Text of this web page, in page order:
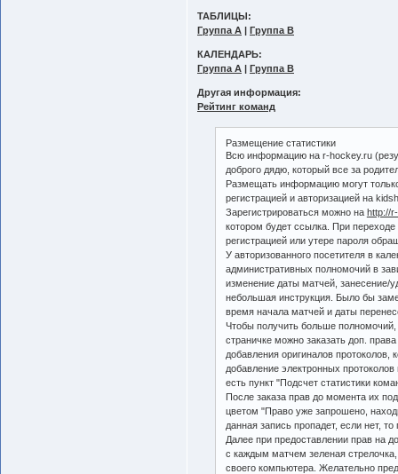
ТАБЛИЦЫ:
Группа А |Группа B
КАЛЕНДАРЬ:
Группа А |Группа B
Другая информация:
Рейтинг команд
Размещение статистики
Всю информацию на r-hockey.ru
доброго дядю, который все за
Размещать информацию могут
регистрацией и авторизацией на
Зарегистрироваться можно на http://
котором будет ссылка. При
регистрацией или утере пароля
У авторизованного посетителя в
административных полномочий в
изменение даты матчей, занесение/
небольшая инструкция. Было бы
время начала матчей и даты
Чтобы получить больше
страничке можно заказать доп.
добавления оригиналов протоколов,
добавление электронных
есть пункт "Подсчет статистики
После заказа прав до момента их
цветом "Право уже запрошено,
данная запись пропадет, если нет, то
Далее при предоставлении прав на
с каждым матчем зеленая
своего компьютера. Желательно